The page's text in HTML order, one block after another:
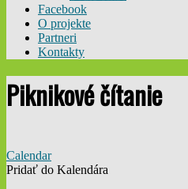
Facebook
O projekte
Partneri
Kontakty
Piknikové čítanie
Calendar
Pridať do Kalendára